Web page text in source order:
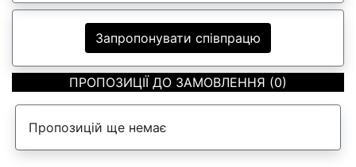
Запропонувати співпрацю
ПРОПОЗИЦІЇ ДО ЗАМОВЛЕННЯ (0)
Пропозицій ще немає